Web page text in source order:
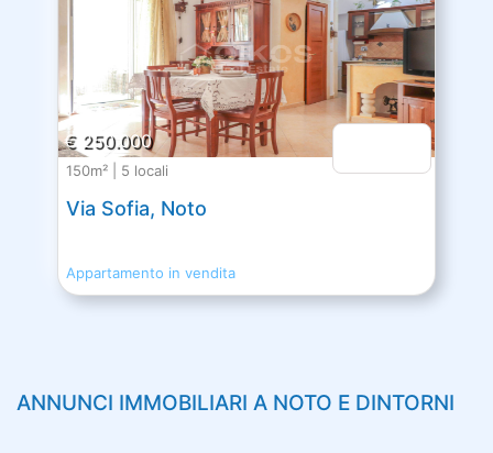
€ 250.000
150m² | 5 locali
Via Sofia, Noto
Appartamento in vendita
ANNUNCI IMMOBILIARI A NOTO E DINTORNI